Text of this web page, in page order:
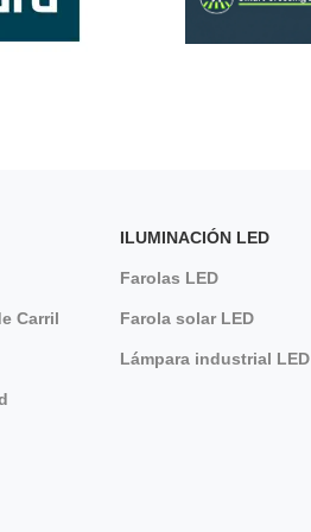
tráfico
Carril
ILUMINACIÓN LED
Farolas LED
Farola solar LED
Lámpara industrial LED